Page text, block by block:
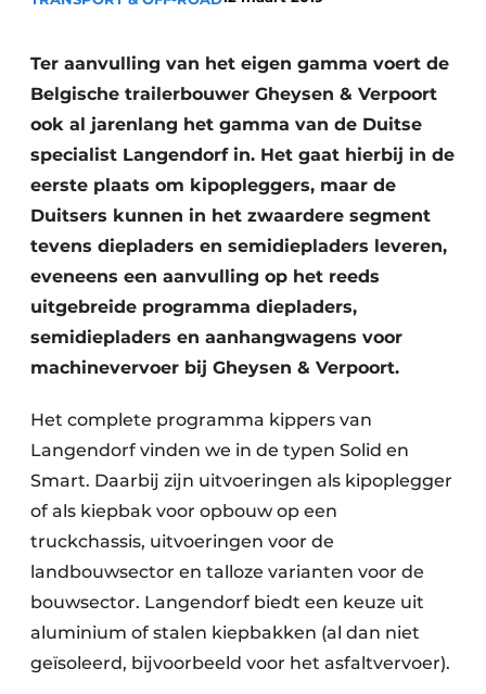
Privacy / Cookie statement
Vacatures
Video’s
Ter aanvulling van het eigen gamma voert de
Belgische trailerbouwer Gheysen & Verpoort
ook al jarenlang het gamma van de Duitse
specialist Langendorf in. Het gaat hierbij in de
eerste plaats om kipopleggers, maar de
Duitsers kunnen in het zwaardere segment
tevens diepladers en semidiepladers leveren,
eveneens een aanvulling op het reeds
uitgebreide programma diepladers,
semidiepladers en aanhangwagens voor
machinevervoer bij Gheysen & Verpoort.
Het complete programma kippers van
Langendorf vinden we in de typen Solid en
Smart. Daarbij zijn uitvoeringen als kipoplegger
of als kiepbak voor opbouw op een
truckchassis, uitvoeringen voor de
landbouwsector en talloze varianten voor de
bouwsector. Langendorf biedt een keuze uit
aluminium of stalen kiepbakken (al dan niet
geïsoleerd, bijvoorbeeld voor het asfaltvervoer).